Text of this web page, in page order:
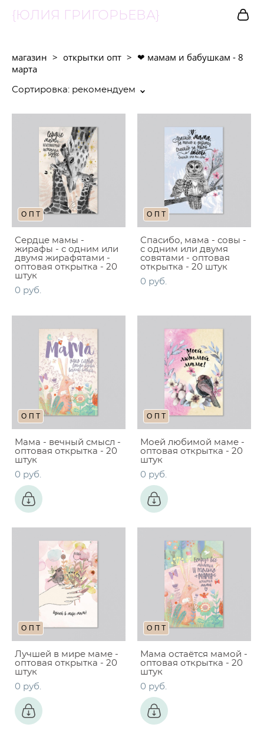
{ЮЛИЯ ГРИГОРЬЕВА}
магазин > открытки опт > ❤︎ мамам и бабушкам - 8
марта
Сортировка: рекомендуем
ОПТ
Сердце мамы -
жирафы - с одним или
двумя жирафятами -
оптовая открытка - 20
штук
0 pуб.
ОПТ
Спасибо, мама - совы -
с одним или двумя
совятами - оптовая
открытка - 20 штук
0 pуб.
ОПТ
Мама - вечный смысл -
оптовая открытка - 20
штук
0 pуб.
ОПТ
Моей любимой маме -
оптовая открытка - 20
штук
0 pуб.
ОПТ
Лучшей в мире маме -
оптовая открытка - 20
штук
0 pуб.
ОПТ
Мама остаётся мамой -
оптовая открытка - 20
штук
0 pуб.